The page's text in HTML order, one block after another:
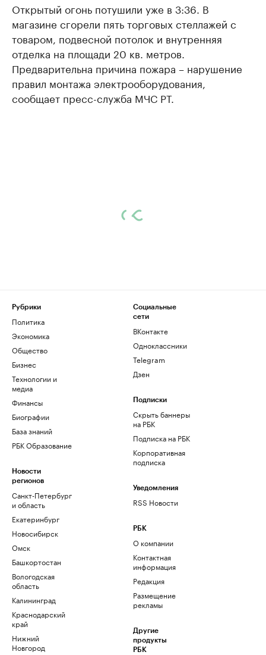
Открытый огонь потушили уже в 3:36. В
магазине сгорели пять торговых стеллажей с
товаром, подвесной потолок и внутренняя
отделка на площади 20 кв. метров.
Предварительна причина пожара – нарушение
правил монтажа электрооборудования,
сообщает пресс-служба МЧС РТ.
Рубрики
Политика
Экономика
Общество
Бизнес
Технологии и
медиа
Финансы
Биографии
База знаний
РБК Образование
Новости
регионов
Санкт-Петербург
и область
Екатеринбург
Новосибирск
Омск
Башкортостан
Вологодская
область
Калининград
Краснодарский
край
Нижний
Новгород
Социальные
сети
ВКонтакте
Одноклассники
Telegram
Дзен
Подписки
Скрыть баннеры
на РБК
Подписка на РБК
Корпоративная
подписка
Уведомления
RSS Новости
РБК
О компании
Контактная
информация
Редакция
Размещение
рекламы
Другие
продукты
РБК